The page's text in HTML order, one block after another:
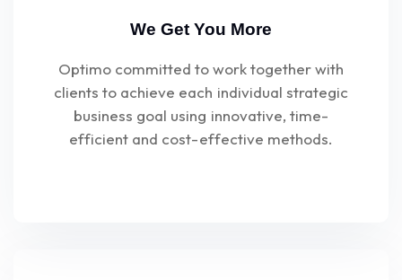
We Get You More
Optimo committed to work together with
clients to achieve each individual strategic
business goal using innovative, time-
efficient and cost-effective methods.